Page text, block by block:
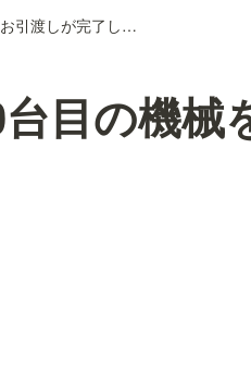
600台目の機械をお引渡しが完了しました
目の機械